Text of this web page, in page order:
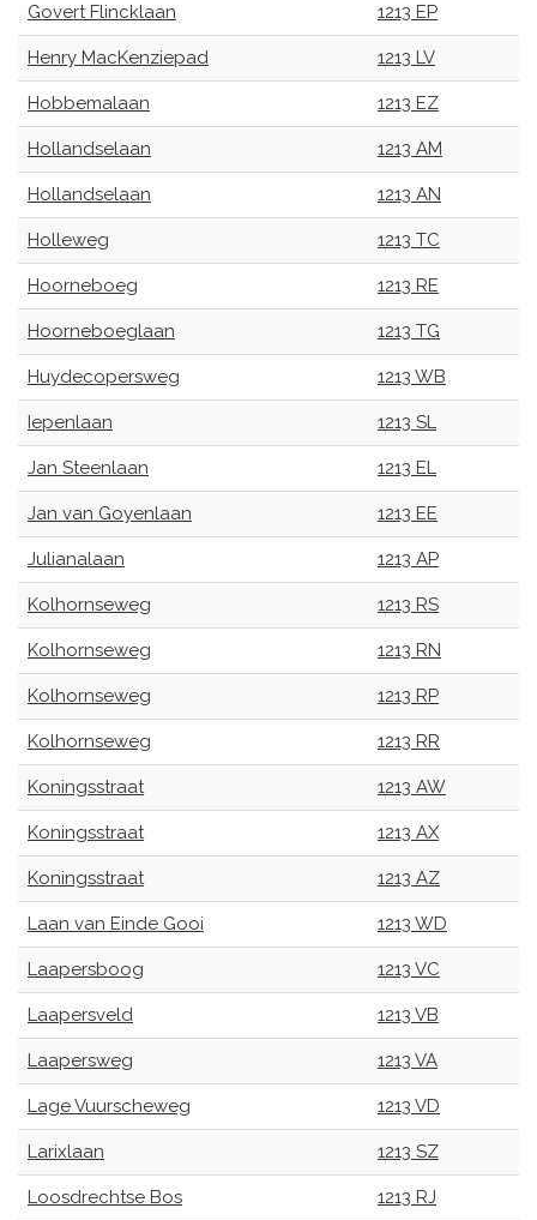
Govert Flincklaan 1213 EP
Henry MacKenziepad 1213 LV
Hobbemalaan 1213 EZ
Hollandselaan 1213 AM
Hollandselaan 1213 AN
Holleweg 1213 TC
Hoorneboeg 1213 RE
Hoorneboeglaan 1213 TG
Huydecopersweg 1213 WB
Iepenlaan 1213 SL
Jan Steenlaan 1213 EL
Jan van Goyenlaan 1213 EE
Julianalaan 1213 AP
Kolhornseweg 1213 RS
Kolhornseweg 1213 RN
Kolhornseweg 1213 RP
Kolhornseweg 1213 RR
Koningsstraat 1213 AW
Koningsstraat 1213 AX
Koningsstraat 1213 AZ
Laan van Einde Gooi 1213 WD
Laapersboog 1213 VC
Laapersveld 1213 VB
Laapersweg 1213 VA
Lage Vuurscheweg 1213 VD
Larixlaan 1213 SZ
Loosdrechtse Bos 1213 RJ